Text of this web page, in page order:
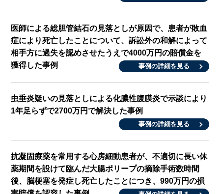
医師による総胆管結石の見落としが原因で、患者が敗血
症により死亡したことについて、訴訟外の和解によって
相手方に過失を認めさせたうえで4000万円の賠償金を
獲得した事例
事例の詳細を見る
虫垂炎疑いの見落としによる化膿性腹膜炎で示談により
1年足らずで2700万円で解決した事例
事例の詳細を見る
抗凝固療薬を常用する心房細動患者が、不適切に長い休
薬期間を設けて臨んだ大腸ポリープの摘除手術数時間
後、脳梗塞を発症し死亡したことにつき、990万円の損